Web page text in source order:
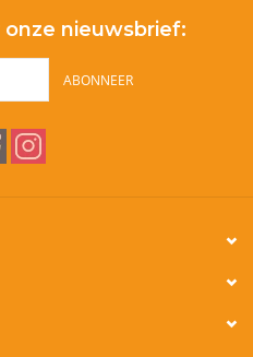
onze nieuwsbrief:
ABONNEER